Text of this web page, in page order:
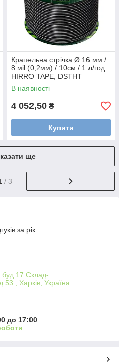
Крапельна стрічка Ø 16 мм /
8 мil (0,2мм) / 10см / 1 л/год
HIRRO TAPE, DSTHT
16081010-1000
В наявності
4 052,50 ₴
Купити
ще
/ 3
за рік
буд.17.Склад-
Харків, Україна
до 17:00